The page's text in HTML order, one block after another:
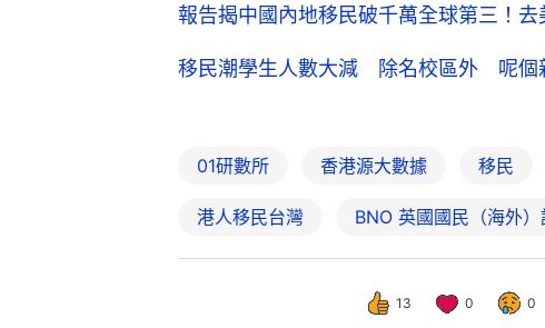
報告揭中國內地移民破千萬全球第三！
移民潮學生人數大減 除名校區外 呢個
01研數所 香港源大數據 移民
港人移民台灣 BNO 英國國民（海外）
13 0 0